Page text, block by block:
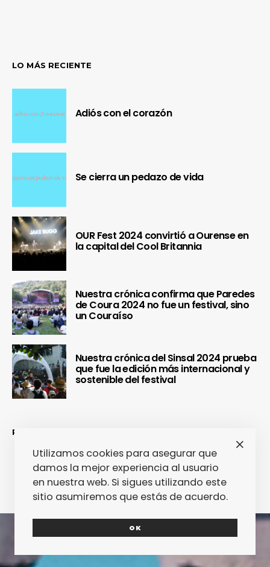
LO MÁS RECIENTE
Adiós con el corazón
Se cierra un pedazo de vida
OUR Fest 2024 convirtió a Ourense en
la capital del Cool Britannia
Nuestra crónica confirma que Paredes
de Coura 2024 no fue un festival, sino
un Couraíso
Nuestra crónica del Sinsal 2024 prueba
que fue la edición más internacional y
sostenible del festival
REDES SOCIALES
Utilizamos cookies para asegurar que
damos la mejor experiencia al usuario
en nuestra web. Si sigues utilizando este
sitio asumiremos que estás de acuerdo.
OK